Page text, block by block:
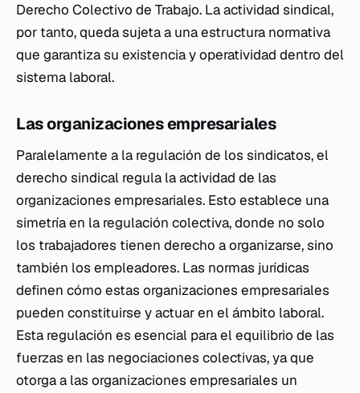
Derecho Colectivo de Trabajo. La actividad sindical,
por tanto, queda sujeta a una estructura normativa
que garantiza su existencia y operatividad dentro del
sistema laboral.
Las organizaciones empresariales
Paralelamente a la regulación de los sindicatos, el
derecho sindical regula la actividad de las
organizaciones empresariales. Esto establece una
simetría en la regulación colectiva, donde no solo
los trabajadores tienen derecho a organizarse, sino
también los empleadores. Las normas jurídicas
definen cómo estas organizaciones empresariales
pueden constituirse y actuar en el ámbito laboral.
Esta regulación es esencial para el equilibrio de las
fuerzas en las negociaciones colectivas, ya que
otorga a las organizaciones empresariales un